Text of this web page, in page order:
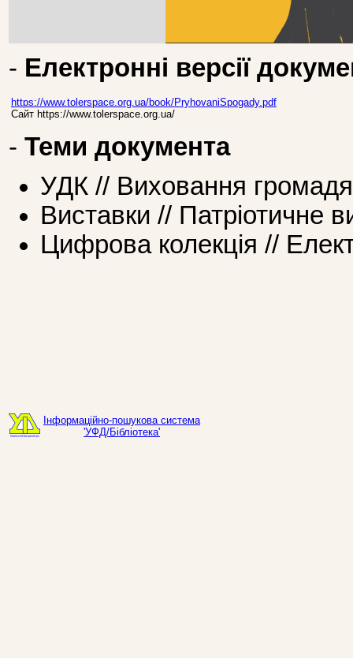
- Електронні версії
https://www.tolerspace.org.ua/book/PryhovaniSpogady.pdf
Сайт https://www.tolerspace.org.ua/
- Теми документа
УДК // Виховання
Виставки // Патріотичне
Цифрова колекція //
Інформаційно-пошукова система
'УФД/Бібліотека'